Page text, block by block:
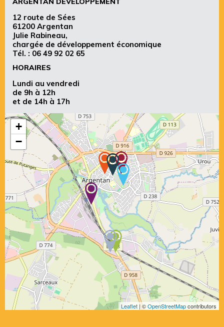
12 route de Sées
61200 Argentan
Julie Rabineau,
chargée de développement économique
Tél. : 06 49 92 02 65
HORAIRES
Lundi au vendredi
de 9h à 12h
et de 14h à 17h
+
−
Leaflet | ©OpenStreetMapcontributors